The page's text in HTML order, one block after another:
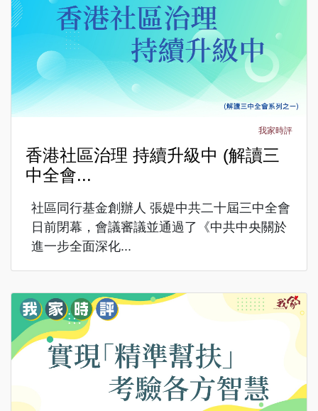
我家時評
香港社區治理 持續升級中 (解讀三
中全會...
社區同行基金創辦人 張媞中共二十屆三中全會
日前閉幕，會議審議並通過了《中共中央關於
進一步全面深化...